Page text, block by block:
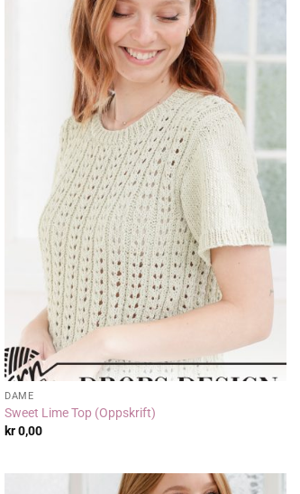
DAME
Sweet Lime Top (Oppskrift)
kr0,00